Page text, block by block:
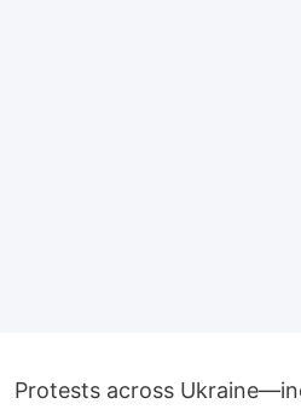
Lvov, Sumy, Cherkasy,